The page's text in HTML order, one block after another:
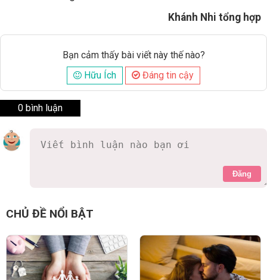
Khánh Nhi tổng hợp
Bạn cảm thấy bài viết này thế nào?
Hữu Ích
Đáng tin cậy
0 bình luận
Đăng
CHỦ ĐỀ NỔI BẬT